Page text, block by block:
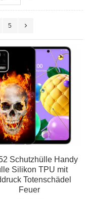
5
Schutzhülle Handy
Silikon TPU mit
Totenschädel
Feuer